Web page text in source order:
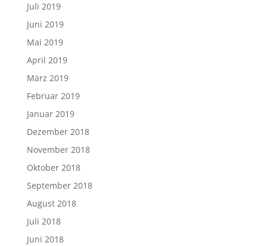
Juli 2019
Juni 2019
Mai 2019
April 2019
März 2019
Februar 2019
Januar 2019
Dezember 2018
November 2018
Oktober 2018
September 2018
August 2018
Juli 2018
Juni 2018